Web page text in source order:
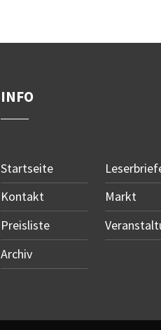
INFO
Startseite
Kontakt
Preisliste
Archiv
Markt